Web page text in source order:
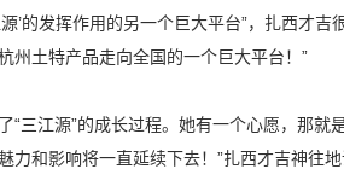
’的发挥作用的另一个巨大平台”，扎西才
州土特产品走向全国的一个巨大平台！”
“三江源”的成长过程。她有一个心愿，那就
力和影响将一直延续下去！”扎西才吉神往